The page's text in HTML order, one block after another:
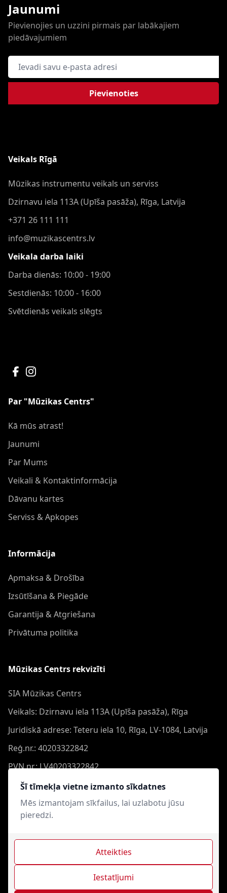
Šī tīmekļa vietne izmanto sīkdatnes
Mēs izmantojam sīkfailus, lai uzlabotu jūsu
pieredzi.
Iestatījumi
Atteikties
Jaunumi
Pievienojies un uzzini pirmais par labākajiem
piedāvajumiem
E-pasta adrese
Pievienoties
Veikals Rīgā
Mūzikas instrumentu veikals un serviss
Dzirnavu iela 113A (Upīša pasāža), Rīga, Latvija
+371 26 111 111
info@muzikascentrs.lv
Veikala darba laiki
Darba dienās: 10:00 - 19:00
Sestdienās: 10:00 - 16:00
Svētdienās veikals slēgts
Par "Mūzikas Centrs"
Kā mūs atrast!
Jaunumi
Par Mums
Veikali & Kontaktinformācija
Dāvanu kartes
Serviss & Apkopes
Informācija
Apmaksa & Drošība
Izsūtīšana & Piegāde
Garantija & Atgriešana
Privātuma politika
Mūzikas Centrs rekvizīti
SIA Mūzikas Centrs
Veikals: Dzirnavu iela 113A (Upīša pasāža), Rīga
Juridiskā adrese: Teteru iela 10, Rīga, LV-1084, Latvija
Reģ.nr.: 40203322842
PVN nr.: LV40203322842
Banka: Swedbank AS
Konts: LV44HABA0551050864473
Swift: HABALV22
Mūzikas Centrs © 2021-2026. Visas tiesības aizsargātas.